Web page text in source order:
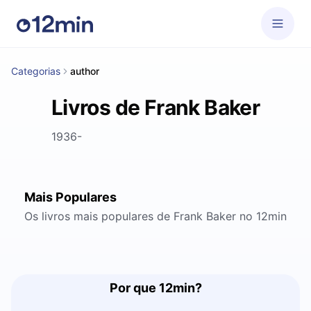
Categorias author
Livros de Frank Baker
1936-
Mais Populares
Os livros mais populares de Frank Baker no 12min
Por que 12min?